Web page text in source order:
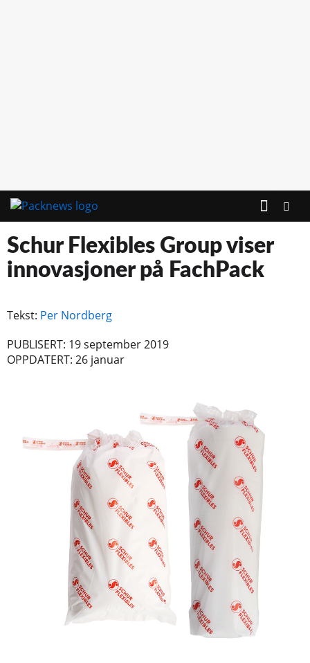
Schur Flexibles Group viser
innovasjoner på FachPack
Tekst: Per Nordberg
PUBLISERT: 19 september 2019
OPPDATERT: 26 januar